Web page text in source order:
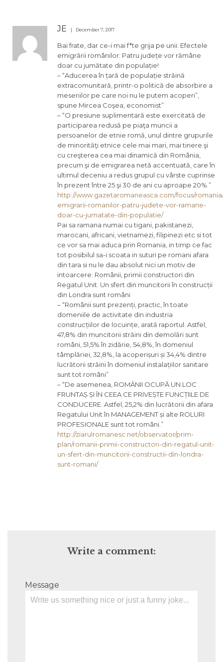
JE December 7, 2017
Bai frate, dar ce-i mai f*te grija pe unii: Efectele
emigrării românilor: Patru județe vor rămâne
doar cu jumătate din populație!
– “Aducerea în țară de populație străină
extracomunitară, printr-o politică de absorbire a
meseriilor pe care noi nu le putem acoperi”,
spune Mircea Coşea, economist”
– “O presiune suplimentară este exercitată de
participarea redusă pe piaţa muncii a
persoanelor de etnie romă, unul dintre grupurile
de minorităţi etnice cele mai mari, mai tinere şi
cu creşterea cea mai dinamică din România,
precum şi de emigrarea netă accentuată, care în
ultimul deceniu a redus grupul cu vârste cuprinse
în prezent între 25 şi 30 de ani cu aproape 20%.”
http://www.gazetaromaneasca.com/focus/
emigrarii-romanilor-patru-judete-vor-ramane-
doar-cu-jumatate-din-populatie/
Pai sa ramana numai cu tigani, pakistanezi,
marocani, africani, vietnamezi, filipinezi etc si tot
ce vor sa mai aduca prin Romania, in timp ce fac
tot posibilul sa-i scoata in suturi pe romani afara
din tara si nu le dau absolut nici un motiv de
intoarcere: Românii, primii constructori din
Regatul Unit. Un sfert din muncitorii în construcții
din Londra sunt români
– “Românii sunt prezenți, practic, în toate
domeniile de activitate din industria
construcțiilor de locuințe, arată raportul. Astfel,
47,8% din muncitorii străini din demolări sunt
români, 51,5% în zidărie, 54,8%, în domeniul
tâmplăriei, 32,8%, la acoperișuri și 34,4% dintre
lucrătorii străini în domeniul instalațiilor sanitare
sunt tot români”
– “De asemenea, ROMÂNII OCUPĂ UN LOC
FRUNTAȘ ȘI ÎN CEEA CE PRIVEȘTE FUNCȚIILE DE
CONDUCERE. Astfel, 25,2% din lucrătorii din afara
Regatului Unit în MANAGEMENT și alte ROLURI
PROFESIONALE sunt tot români.”
http://ziarulromanesc.net/observator/prim-
plan/romanii-primii-constructori-din-regatul-unit-
un-sfert-din-muncitorii-constructii-din-londra-
sunt-romani/
Write a comment:
Message